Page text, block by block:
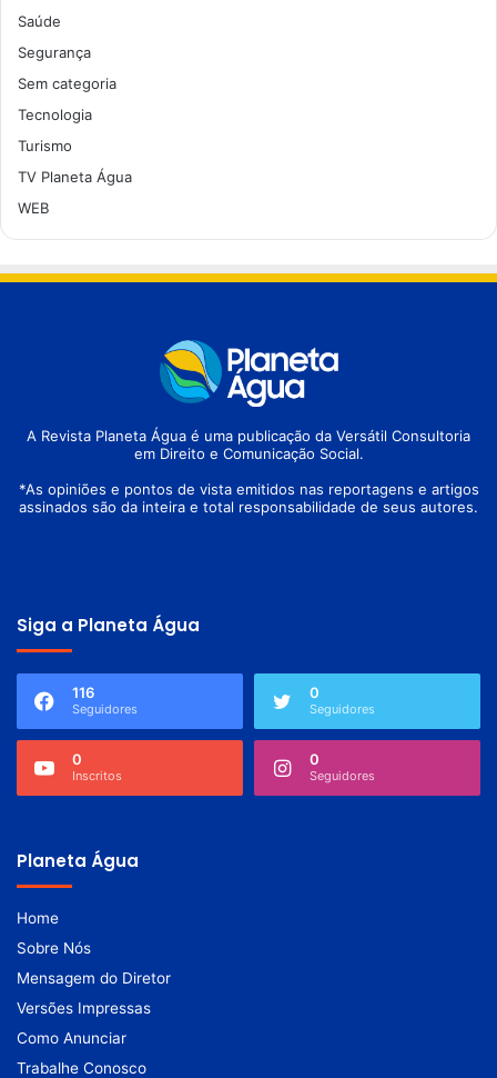
Saúde
Segurança
Sem categoria
Tecnologia
Turismo
TV Planeta Água
WEB
A Revista Planeta Água é uma publicação da Versátil Consultoria
em Direito e Comunicação Social.
*As opiniões e pontos de vista emitidos nas reportagens e artigos
assinados são da inteira e total responsabilidade de seus autores.
Siga a Planeta Água
116
Seguidores
0
Seguidores
0
Inscritos
0
Seguidores
Planeta Água
Home
Sobre Nós
Mensagem do Diretor
Versões Impressas
Como Anunciar
Trabalhe Conosco